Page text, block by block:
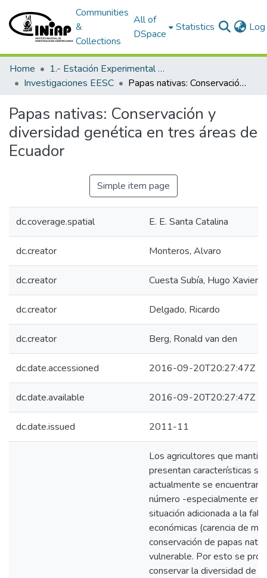
Communities
&
Collections
All of
DSpace
Statistics
Home
1.- Estación Experimental Santa Catalina
Investigaciones EESC
Papas nativas: Conservación y diversidad genética en tres áreas de Ecuador
Papas nativas: Conservación y
diversidad genética en tres áreas de
Ecuador
Simple item page
dc.coverage.spatial E. E. Santa Catalina
dc.creator Monteros, Alvaro
dc.creator Cuesta Subía, Hugo Xavier
dc.creator Delgado, Ricardo
dc.creator Berg, Ronald van den
dc.date.accessioned 2016-09-20T20:27:47Z
dc.date.available 2016-09-20T20:27:47Z
dc.date.issued 2011-11
Los agricultores que
presentan características
actualmente se encuentran
número -especialmente en
situación adicionada a la
económicas (carencia de
conservación de papas
vulnerable. Por esto se
conservar la diversidad de